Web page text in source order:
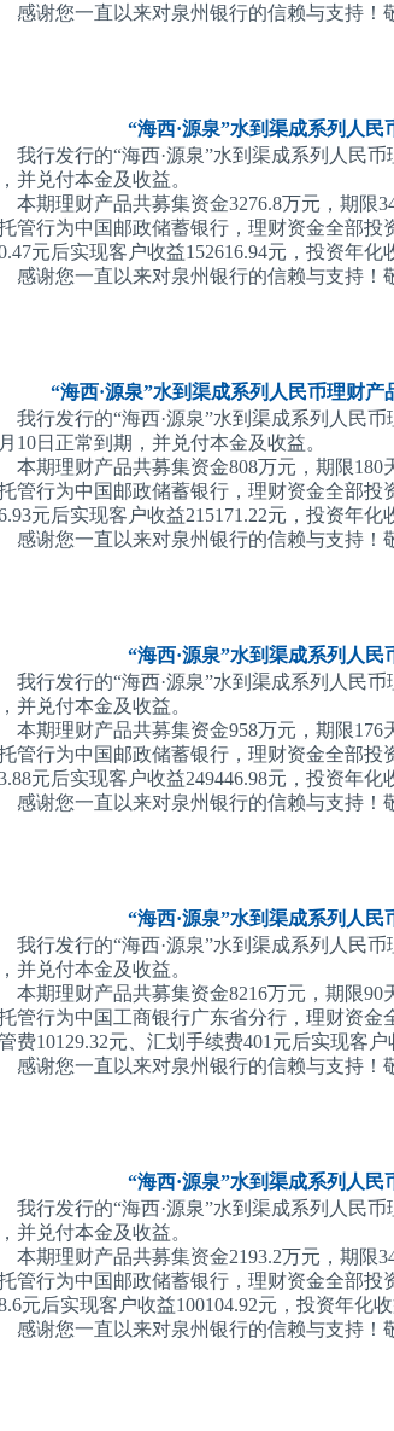
感谢您一直以来对泉州银行的信赖与支持！
“海西·源泉”水到渠成系列人民
我行发行的“海西·源泉”水到渠成系列人民币
并兑付本金及收益。
本期理财产品共募集资金3276.8万元，期限
管行为中国邮政储蓄银行，理财资金全部投
元后实现客户收益152616.94元，投资年化
感谢您一直以来对泉州银行的信赖与支持！
“海西·源泉”水到渠成系列人民币理财产
我行发行的“海西·源泉”水到渠成系列人民
10日正常到期，并兑付本金及收益。
本期理财产品共募集资金808万元，期限180
管行为中国邮政储蓄银行，理财资金全部投
元后实现客户收益215171.22元，投资年化
感谢您一直以来对泉州银行的信赖与支持！
“海西·源泉”水到渠成系列人民
我行发行的“海西·源泉”水到渠成系列人民币
并兑付本金及收益。
本期理财产品共募集资金958万元，期限176
管行为中国邮政储蓄银行，理财资金全部投
元后实现客户收益249446.98元，投资年化
感谢您一直以来对泉州银行的信赖与支持！
“海西·源泉”水到渠成系列人民
我行发行的“海西·源泉”水到渠成系列人民币
并兑付本金及收益。
本期理财产品共募集资金8216万元，期限90
管行为中国工商银行广东省分行，理财资金
费10129.32元、汇划手续费401元后实现客户
感谢您一直以来对泉州银行的信赖与支持！
“海西·源泉”水到渠成系列人民
我行发行的“海西·源泉”水到渠成系列人民币
并兑付本金及收益。
本期理财产品共募集资金2193.2万元，期限
管行为中国邮政储蓄银行，理财资金全部投
元后实现客户收益100104.92元，投资年化收
感谢您一直以来对泉州银行的信赖与支持！